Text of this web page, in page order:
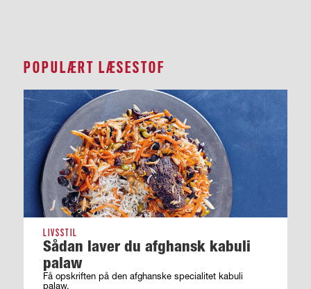
POPULÆRT LÆSESTOF
LIVSSTIL
Sådan laver du afghansk kabuli
palaw
Få opskriften på den afghanske specialitet kabuli
palaw.